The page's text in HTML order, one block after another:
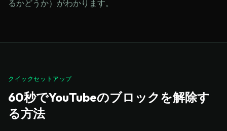
るかどうか）がわかります。
クイックセットアップ
60秒でYouTubeのブロックを解除す
る方法